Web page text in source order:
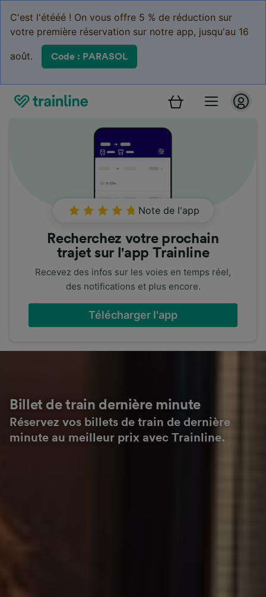
C'est l'étééé ! On vous offre 5 % de réduction sur
votre première réservation sur notre app, jusqu'au 16
août. Code : PARASOL
Note de l'app
Recherchez votre prochain
trajet sur l'app Trainline
Recevez des infos sur les voies en temps réel,
des notifications et plus encore.
Télécharger l'app
Billet de train dernière minute
Réservez vos billets de train de dernière
minute au meilleur prix avec Trainline.